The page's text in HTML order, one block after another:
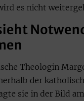
es nicht
Theologin
der
sie in der Bild